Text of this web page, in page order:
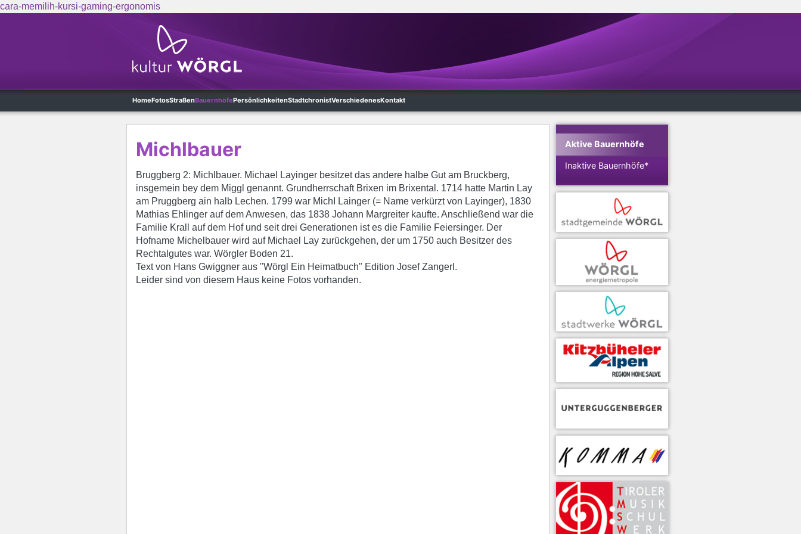
cara-memilih-kursi-gaming-ergonomis
HomeFotosStraßenBauernhöfePersönlichkeitenStadtchronistVerschiedenesKontakt
Michlbauer
Bruggberg 2: Michlbauer. Michael Layinger besitzet das andere halbe Gut am Bruckberg,
insgemein bey dem Miggl genannt. Grundherrschaft Brixen im Brixental. 1714 hatte Martin Lay
am Pruggberg ain halb Lechen. 1799 war MichI Lainger (= Name verkürzt von Layinger), 1830
Mathias Ehlinger auf dem Anwesen, das 1838 Johann Margreiter kaufte. Anschließend war die
Familie Krall auf dem Hof und seit drei Generationen ist es die Familie Feiersinger. Der
Hofname Michelbauer wird auf Michael Lay zurückgehen, der um 1750 auch Besitzer des
Rechtalgutes war. Wörgler Boden 21.
Text von Hans Gwiggner aus "Wörgl Ein Heimatbuch" Edition Josef Zangerl.
Leider sind von diesem Haus keine Fotos vorhanden.
Aktive Bauernhöfe
Inaktive Bauernhöfe*